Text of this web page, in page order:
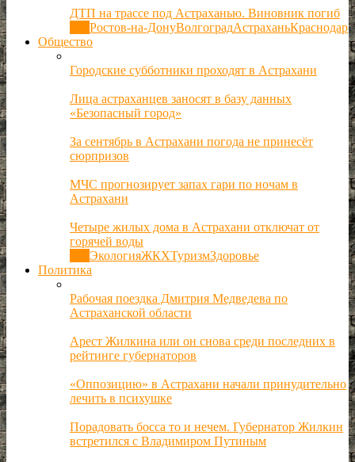
ДТП на трассе под Астраханью. Виновник погиб
Ростов-на-ДонуВолгоградАстраханьКраснодар
Общество
Городские субботники проходят в Астрахани
Лица астраханцев заносят в базу данных
«Безопасный город»
За сентябрь в Астрахани погода не принесёт
сюрпризов
МЧС прогнозирует запах гари по ночам в
Астрахани
Четыре жилых дома в Астрахани отключат от
горячей воды
ЭкологияЖКХТуризмЗдоровье
Политика
Рабочая поездка Дмитрия Медведева по
Астраханской области
Арест Жилкина или он снова среди последних в
рейтинге губернаторов
«Оппозицию» в Астрахани начали принудительно
лечить в психушке
Порадовать босса то и нечем. Губернатор Жилкин
встретился с Владимиром Путиным